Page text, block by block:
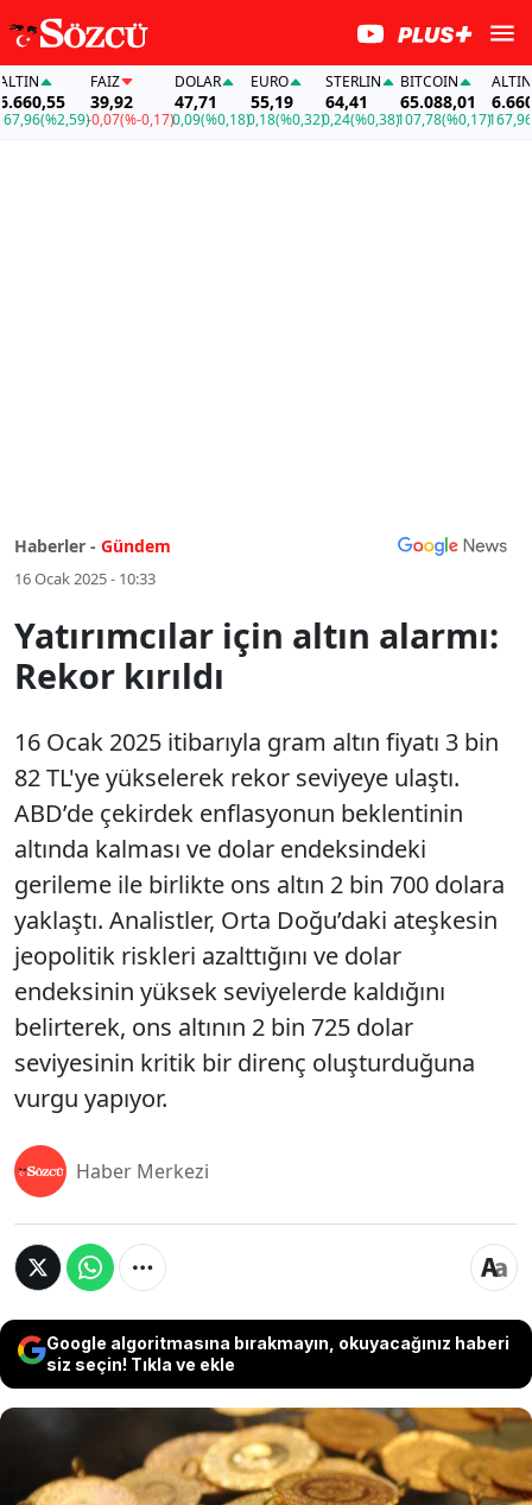
(%2,59)
FAİZ
39,92
-0,07(%-0,17)
DOLAR
47,71
0,09(%0,18)
EURO
55,19
0,18(%0,32)
STERLIN
64,41
0,24(%0,38)
BITCOIN
65.088,01
107,78(%0,17)
ALTIN
167,96
Haberler - Gündem
16 Ocak 2025 - 10:33
Yatırımcılar için altın alarmı:
Rekor kırıldı
16 Ocak 2025 itibarıyla gram altın fiyatı 3 bin
82 TL'ye yükselerek rekor seviyeye ulaştı.
ABD’de çekirdek enflasyonun beklentinin
altında kalması ve dolar endeksindeki
gerileme ile birlikte ons altın 2 bin 700 dolara
yaklaştı. Analistler, Orta Doğu’daki ateşkesin
jeopolitik riskleri azalttığını ve dolar
endeksinin yüksek seviyelerde kaldığını
belirterek, ons altının 2 bin 725 dolar
seviyesinin kritik bir direnç oluşturduğuna
vurgu yapıyor.
Haber Merkezi
Google algoritmasına bırakmayın, okuyacağınız haberi
siz seçin! Tıkla ve ekle
16 Ocak 2025 itibarıyla gram altın fiyatı 3 bin 82
TL'ye yükselerek rekor seviyeye ulaştı. ABD’de